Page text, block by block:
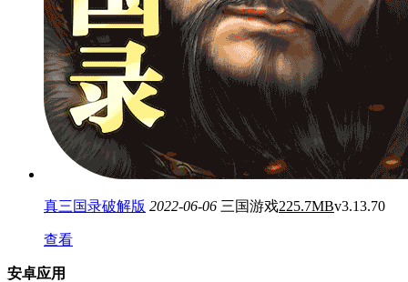
真三国录破解版 2022-06-06 三国游戏225.7MBv3.13.70
查看
安卓应用